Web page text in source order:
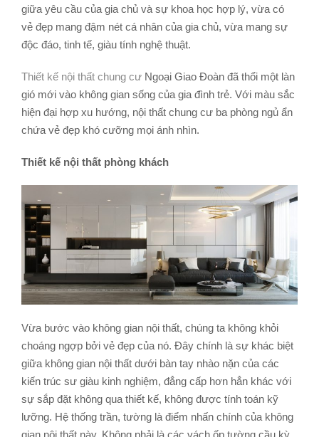
giữa yêu cầu của gia chủ và sự khoa học hợp lý, vừa có
vẻ đẹp mang đậm nét cá nhân của gia chủ, vừa mang sự
độc đáo, tinh tế, giàu tính nghệ thuật.
Thiết kế nội thất chung cư Ngoại Giao Đoàn đã thổi một làn
gió mới vào không gian sống của gia đình trẻ. Với màu sắc
hiện đại hợp xu hướng, nội thất chung cư ba phòng ngủ ẩn
chứa vẻ đẹp khó cưỡng mọi ánh nhìn.
Thiết kế nội thất phòng khách
Vừa bước vào không gian nội thất, chúng ta không khỏi
choáng ngợp bởi vẻ đẹp của nó. Đây chính là sự khác biệt
giữa không gian nội thất dưới bàn tay nhào nặn của các
kiến trúc sư giàu kinh nghiệm, đẳng cấp hơn hẳn khác với
sự sắp đặt không qua thiết kế, không được tính toán kỹ
lưỡng. Hệ thống trần, tường là điểm nhấn chính của không
gian nội thất này. Không phải là các vách ốp tường cầu kỳ